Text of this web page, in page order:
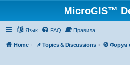
MicroGIS™
Язык FAQ Правила
Home 📌 Topics & Discussions